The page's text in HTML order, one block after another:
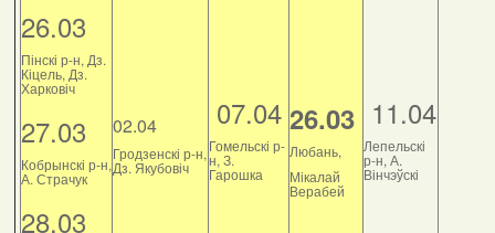
26.03
Пінскі р-н, Дз.
Кіцель, Дз.
Харковіч
27.03
Кобрынскі р-н,
А. Страчук
28.03
02.04
Гродзенскі р-н,
Дз. Якубовіч
07.04
Гомельскі р-
н, З.
Гарошка
26.03
Любань,
Мікалай
Верабей
11.04
Лепельскі
р-н, А.
Вінчэўскі